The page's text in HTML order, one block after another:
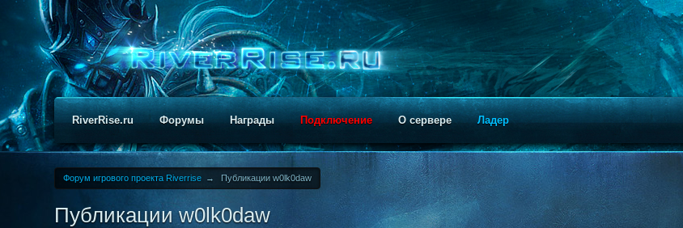
RiverRise.ru Форумы Награды Подключение О сервере Ладер
Форум игрового проекта Riverrise → Публикации w0lk0daw
Публикации w0lk0daw